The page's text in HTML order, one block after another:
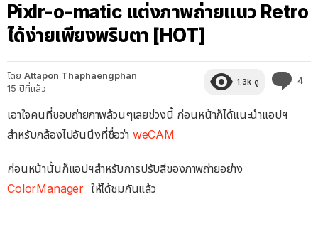
Pixlr-o-matic แต่งภาพถ่ายแนว Retro
ได้ง่ายเพียงพริบตา [HOT]
โดย Attapon Thaphaengphan
15 ปีที่แล้ว
1.3k ดู 4
เอาใจคนที่ชอบถ่ายภาพล้วนๆเลยช่วงนี้ ก่อนหน้าก็ได้แนะนำแอปฯ
สำหรับกล้องไปอันนึงที่ชื่อว่า weCAM
ก่อนหน้านั้นก็แอปฯสำหรับการปรับสีของภาพถ่ายอย่าง
ColorManager ให้ได้ชมกันแล้ว